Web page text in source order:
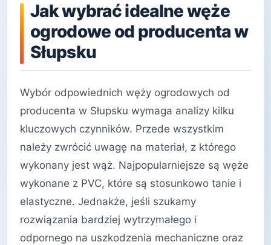
Jak wybrać idealne węże
ogrodowe od producenta w
Słupsku
Wybór odpowiednich węży ogrodowych od
producenta w Słupsku wymaga analizy kilku
kluczowych czynników. Przede wszystkim
należy zwrócić uwagę na materiał, z którego
wykonany jest wąż. Najpopularniejsze są węże
wykonane z PVC, które są stosunkowo tanie i
elastyczne. Jednakże, jeśli szukamy
rozwiązania bardziej wytrzymałego i
odpornego na uszkodzenia mechaniczne oraz